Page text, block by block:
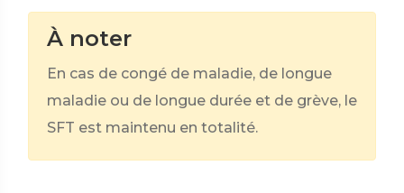
À noter
En cas de congé de maladie, de longue
maladie ou de longue durée et de grève, le
SFT est maintenu en totalité.